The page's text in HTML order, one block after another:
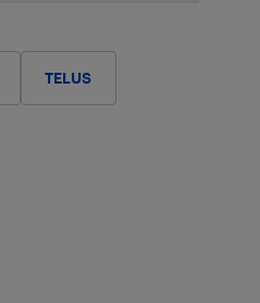
TELUS